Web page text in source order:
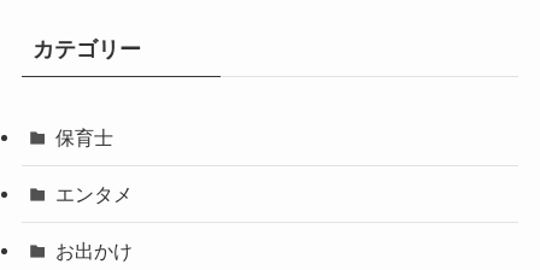
カテゴリー
保育士
エンタメ
お出かけ